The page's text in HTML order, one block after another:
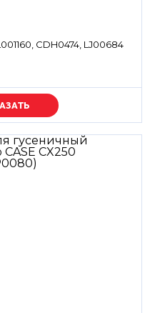
CDH0474, LJ00684
цену